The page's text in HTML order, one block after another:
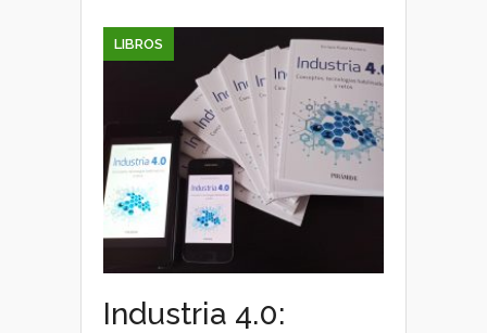
LIBROS
Industria 4.0: